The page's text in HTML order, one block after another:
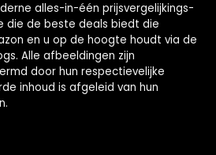
alles-in-één prijsvergelijkings-
die de beste deals biedt die
en u op de hoogte houdt via de
Alle afbeeldingen zijn
door hun respectievelijke
inhoud is afgeleid van hun